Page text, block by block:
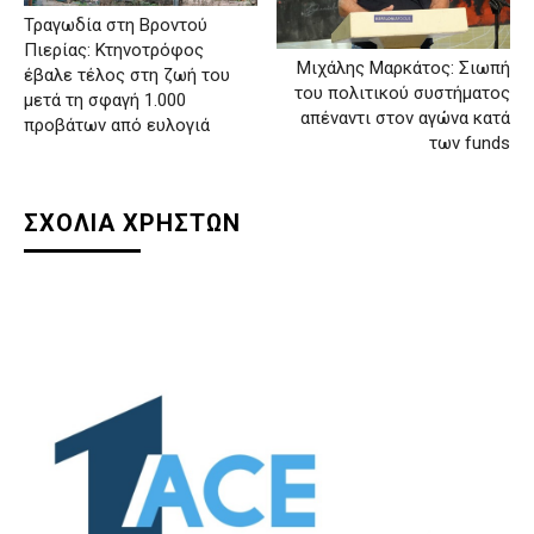
Τραγωδία στη Βροντού
Πιερίας: Κτηνοτρόφος
έβαλε τέλος στη ζωή του
μετά τη σφαγή 1.000
προβάτων από ευλογιά
Μιχάλης Μαρκάτος: Σιωπή
του πολιτικού συστήματος
απέναντι στον αγώνα κατά
των funds
ΣΧΟΛΙΑ ΧΡΗΣΤΩΝ